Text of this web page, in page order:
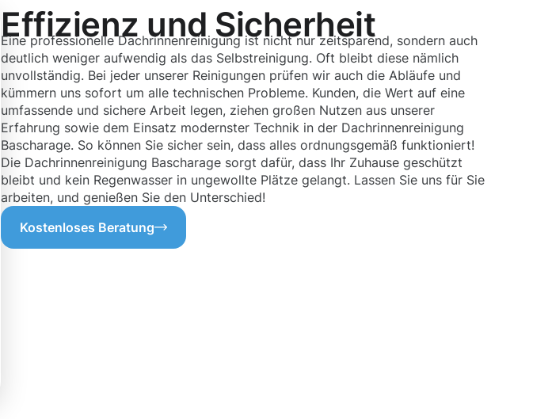
Effizienz und Sicherheit
Eine professionelle Dachrinnenreinigung ist nicht nur zeitsparend, sondern auch
deutlich weniger aufwendig als das Selbstreinigung. Oft bleibt diese nämlich
unvollständig. Bei jeder unserer Reinigungen prüfen wir auch die Abläufe und
kümmern uns sofort um alle technischen Probleme. Kunden, die Wert auf eine
umfassende und sichere Arbeit legen, ziehen großen Nutzen aus unserer
Erfahrung sowie dem Einsatz modernster Technik in der Dachrinnenreinigung
Bascharage. So können Sie sicher sein, dass alles ordnungsgemäß funktioniert!
Die Dachrinnenreinigung Bascharage sorgt dafür, dass Ihr Zuhause geschützt
bleibt und kein Regenwasser in ungewollte Plätze gelangt. Lassen Sie uns für Sie
arbeiten, und genießen Sie den Unterschied!
Kostenloses Beratung